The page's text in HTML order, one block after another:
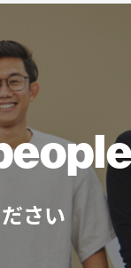
さい